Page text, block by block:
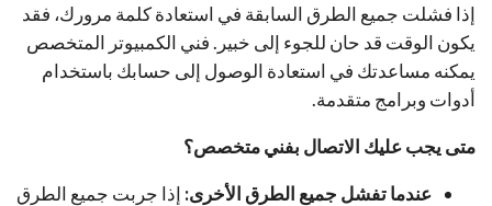
إذا فشلت جميع الطرق السابقة في استعادة كلمة مرورك، فقد
يكون الوقت قد حان للجوء إلى خبير. فني الكمبيوتر المتخصص
يمكنه مساعدتك في استعادة الوصول إلى حسابك باستخدام
أدوات وبرامج متقدمة.
متى يجب عليك الاتصال بفني متخصص؟
عندما تفشل جميع الطرق الأخرى: إذا جربت جميع الطرق